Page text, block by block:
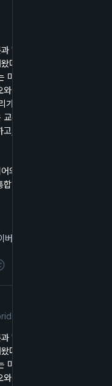
'자유로운 발언'이라는 이
다. 이 잘못된 길잡이 때문
국 대법원관 루이스 브랜
테라리즘의 부정을 만천
레딧과 트위터, 고대디,
훈은 공개적인 노출이 이
, 증폭시킨다는 것이다.
의 안일한 대응은 그것을
하는 데 일조할 뿐이다.
버불링
'자유로운 발언'이라는 이
다. 이 잘못된 길잡이 때문
국 대법원관 루이스 브랜
테라리즘의 부정을 만천